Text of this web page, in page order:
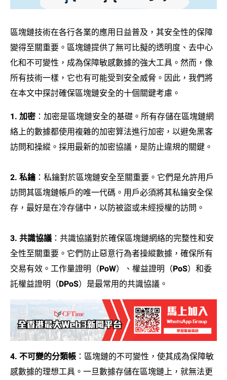
區塊鏈技術在各行各業的應用日益普及，其安全性的保障
變得至關重要。區塊鏈提供了無可比擬的透明度、去中心
化和不可變性，成為保障敏感數據的強大工具。然而，像
所有技術一樣，它也有可能受到安全威脅。因此，我們將
在本文中探討確保區塊鏈安全的十個關鍵考慮。
1. 加密 ：加密是區塊鏈安全的基礎。所有存儲在區塊鏈網
絡上的數據都使用複雜的加密算法進行加密，以避免黑客
訪問和操縱。採用最新的加密協議，是防止違規的關鍵。
2. 私鑰 ：私鑰對於區塊鏈安全至關重要。它們是允許用戶
訪問其區塊鏈帳戶的唯一代碼。用戶必須將其私鑰安全保
存，最好是在冷存儲中，以防被盜或未經授權的訪問。
3. 共識協議 ：共識協議對於確保區塊鏈網絡的完整性和安
全性至關重要。它們防止惡意行為者操縱數據，確保所有
交易有效。工作量證明（PoW）、權益證明（PoS）和委
託權益證明（DPoS）是最常用的共識協議。
4. 不可變的分類帳 ：區塊鏈的不可變性，使其成為保障敏
感數據的理想工具。一旦數據存儲在區塊鏈上，就無法更